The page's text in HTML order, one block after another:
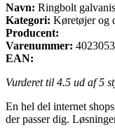
Navn: Ringbolt
Kategori: Køretøjer og
Producent:
Varenummer:
EAN:
Vurderet til 4.5 ud af 5
En hel del internet
der passer dig.